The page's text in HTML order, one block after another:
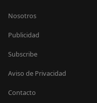
Nosotros
Publicidad
Subscribe
Aviso de Privacidad
Contacto